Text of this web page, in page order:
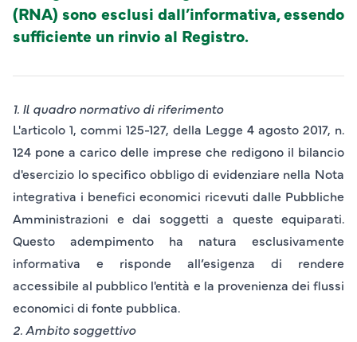
(RNA) sono esclusi dall’informativa, essendo
sufficiente un rinvio al Registro.
1. Il quadro normativo di riferimento
L'articolo 1, commi 125-127, della Legge 4 agosto 2017, n.
124 pone a carico delle imprese che redigono il bilancio
d'esercizio lo specifico obbligo di evidenziare nella Nota
integrativa i benefici economici ricevuti dalle Pubbliche
Amministrazioni e dai soggetti a queste equiparati.
Questo adempimento ha natura esclusivamente
informativa e risponde all’esigenza di rendere
accessibile al pubblico l'entità e la provenienza dei flussi
economici di fonte pubblica.
2. Ambito soggettivo